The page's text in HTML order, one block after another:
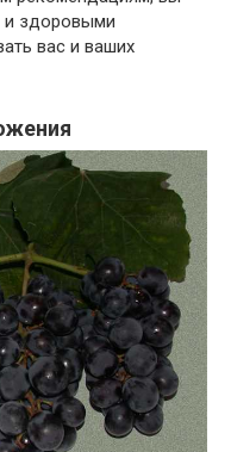
и здоровыми
вас и ваших